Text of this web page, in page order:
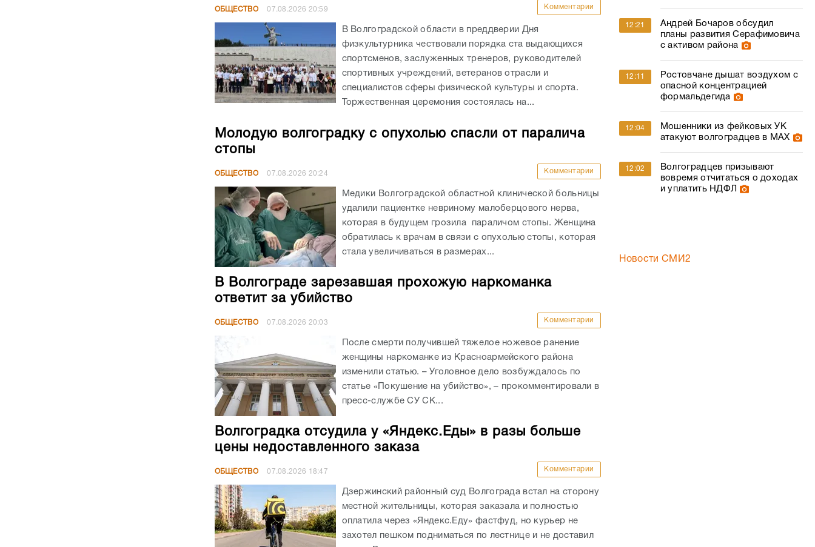
ОБЩЕСТВО 07.08.2026 20:59 Комментарии
В Волгоградской области в преддверии Дня
физкультурника чествовали порядка ста выдающихся
спортсменов, заслуженных тренеров, руководителей
спортивных учреждений, ветеранов отрасли и
специалистов сферы физической культуры и спорта.
Торжественная церемония состоялась на...
Молодую волгоградку с опухолью спасли от паралича
стопы
ОБЩЕСТВО 07.08.2026 20:24 Комментарии
Медики Волгоградской областной клинической больницы
удалили пациентке невриному малоберцового нерва,
которая в будущем грозила параличом стопы. Женщина
обратилась к врачам в связи с опухолью стопы, которая
стала увеличиваться в размерах...
В Волгограде зарезавшая прохожую наркоманка
ответит за убийство
ОБЩЕСТВО 07.08.2026 20:03 Комментарии
После смерти получившей тяжелое ножевое ранение
женщины наркоманке из Красноармейского района
изменили статью. – Уголовное дело возбуждалось по
статье «Покушение на убийство», – прокомментировали в
пресс-службе СУ СК...
Волгоградка отсудила у «Яндекс.Еды» в разы больше
цены недоставленного заказа
ОБЩЕСТВО 07.08.2026 18:47 Комментарии
Дзержинский районный суд Волгограда встал на сторону
местной жительницы, которая заказала и полностью
оплатила через «Яндекс.Еду» фастфуд, но курьер не
захотел пешком подниматься по лестнице и не доставил
12:21
Андрей Бочаров обсудил
планы развития Серафимовича
с активом района
12:11
Ростовчане дышат воздухом с
опасной концентрацией
формальдегида
12:04
Мошенники из фейковых УК
атакуют волгоградцев в МАХ
12:02
Волгоградцев призывают
вовремя отчитаться о доходах
и уплатить НДФЛ
Новости СМИ2